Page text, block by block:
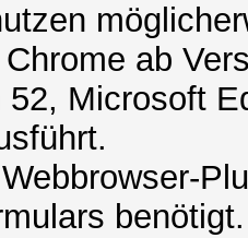
ab
52, Microsoft
benötigt.